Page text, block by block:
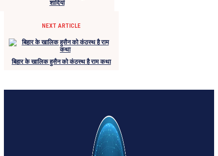
शादियां
NEXT ARTICLE
बिहार के खालिक हुसैन को कंठस्थ है राम कथा